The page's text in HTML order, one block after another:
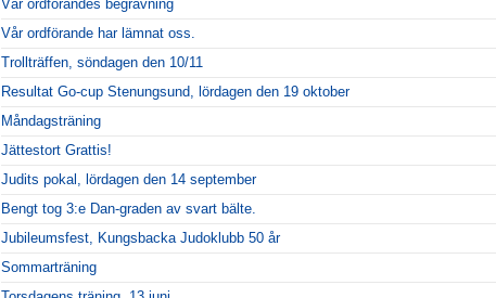
Vår ordförandes begravning
Vår ordförande har lämnat oss.
Trollträffen, söndagen den 10/11
Resultat Go-cup Stenungsund, lördagen den 19 oktober
Måndagsträning
Jättestort Grattis!
Judits pokal, lördagen den 14 september
Bengt tog 3:e Dan-graden av svart bälte.
Jubileumsfest, Kungsbacka Judoklubb 50 år
Sommarträning